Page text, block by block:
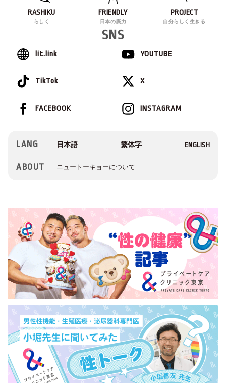
RASHIKU
らしく
FRIENDLY
日本の底力
PROJECT
自分らしく生きる
SNS
lit.link YOUTUBE
TikTok X
INSTAGRAM
FACEBOOK
LANG
ABOUT ニュートーキョーについて